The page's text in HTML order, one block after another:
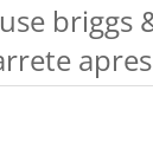
briggs